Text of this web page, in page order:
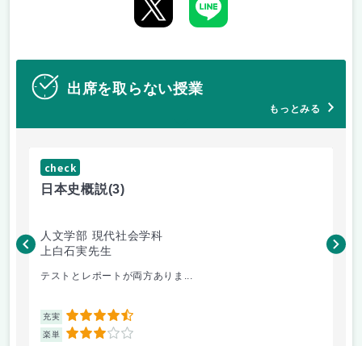
出席を取らない授業
もっとみる
check
日本史概説(3)
人文学部 現代社会学科
上白石実先生
テストとレポートが両方ありま...
充実 4.5
楽単 3
中